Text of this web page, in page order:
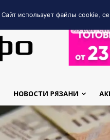
РЕКЛАМА •
НОВОСТИ РЯЗАНИ
Сайт использует файлы cookie,